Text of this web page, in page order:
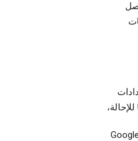
ملفات تعريف الارتباط التي قد تحدد متصفحك أو حسابك في Google